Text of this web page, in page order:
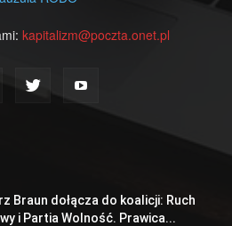
kapitalizm@poczta.onet.pl
Braun dołącza do koalicji: Ruch
i Partia Wolność. Prawica...